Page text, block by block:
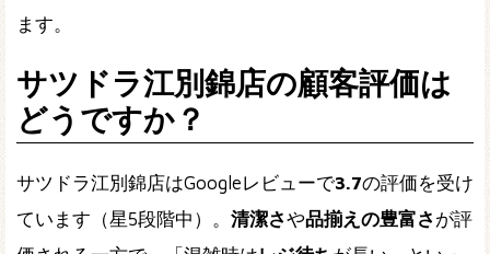
ます。
サツドラ江別錦店の顧客評価は
どうですか？
サツドラ江別錦店はGoogleレビューで3.7の評価を受け
ています（星5段階中）。 清潔さや品揃えの豊富さが評